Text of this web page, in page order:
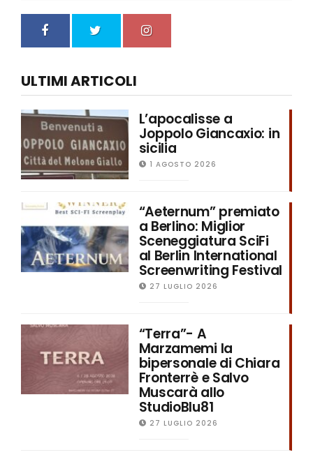
ULTIMI ARTICOLI
L’apocalisse a
Joppolo Giancaxio: in
sicilia
1 AGOSTO 2026
“Aeternum” premiato
a Berlino: Miglior
Sceneggiatura SciFi
al Berlin International
Screenwriting Festival
27 LUGLIO 2026
“Terra”- A
Marzamemi la
bipersonale di Chiara
Fronterrè e Salvo
Muscarà allo
StudioBlu81
27 LUGLIO 2026